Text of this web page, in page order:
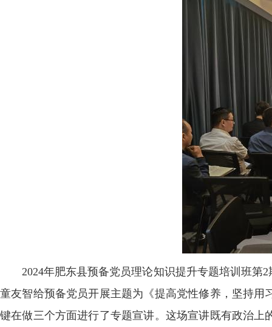
2024年肥东县预备党员理论知识提升专题培训班
童友智给预备党员开展主题为《提高党性修养，坚持
键在做三个方面进行了专题宣讲。这场宣讲既有政治